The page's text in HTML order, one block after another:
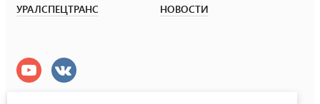
УРАЛСПЕЦТРАНС НОВОСТИ